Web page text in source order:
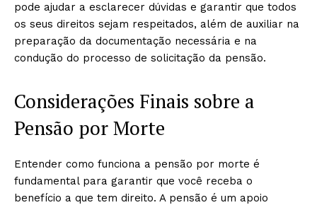
pode ajudar a esclarecer dúvidas e garantir que todos
os seus direitos sejam respeitados, além de auxiliar na
preparação da documentação necessária e na
condução do processo de solicitação da pensão.
Considerações Finais sobre a
Pensão por Morte
Entender como funciona a pensão por morte é
fundamental para garantir que você receba o
benefício a que tem direito. A pensão é um apoio